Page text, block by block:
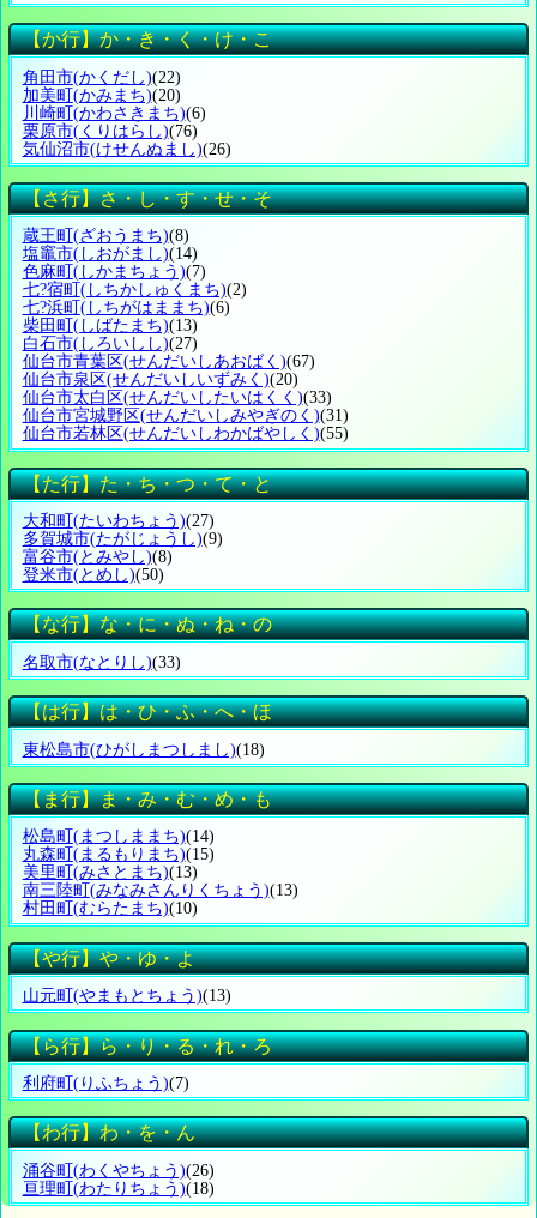
【か行】か・き・く・け・こ
角田市(かくだし)(22)
加美町(かみまち)(20)
川崎町(かわさきまち)(6)
栗原市(くりはらし)(76)
気仙沼市(けせんぬまし)(26)
【さ行】さ・し・す・せ・そ
蔵王町 (ざおうまち)(8)
塩竈市(しおがまし)(14)
色麻町 (しかまちょう)(7)
七?宿町 (しちかしゅくまち)(2)
七?浜町 (しちがはままち)(6)
柴田町 (しばたまち)(13)
白石市(しろいしし)(27)
仙台市青葉区(せんだいしあおばく)(67)
仙台市泉区(せんだいしいずみく)(20)
仙台市太白区(せんだいしたいはくく)(33)
仙台市宮城野区(せんだいしみやぎのく)(31)
仙台市若林区(せんだいしわかばやしく)(55)
【た行】た・ち・つ・て・と
大和町 (たいわちょう)(27)
多賀城市(たがじょうし)(9)
富谷市(とみやし)(8)
登米市(とめし)(50)
【な行】な・に・ぬ・ね・の
名取市(なとりし)(33)
【は行】は・ひ・ふ・へ・ほ
東松島市(ひがしまつしまし)(18)
【ま行】ま・み・む・め・も
松島町 (まつしままち)(14)
丸森町 (まるもりまち)(15)
美里町 (みさとまち)(13)
南三陸町 (みなみさんりくちょう)(13)
村田町 (むらたまち)(10)
【や行】や・ゆ・よ
山元町 (やまもとちょう)(13)
【ら行】ら・り・る・れ・ろ
利府町 (りふちょう)(7)
【わ行】わ・を・ん
涌谷町(わくやちょう)(26)
亘理町(わたりちょう)(18)